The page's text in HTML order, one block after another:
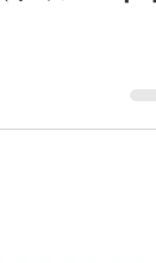
★高収入